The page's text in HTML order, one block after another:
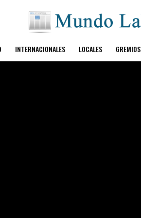
INTERNACIONALES LOCALES GREMIOS